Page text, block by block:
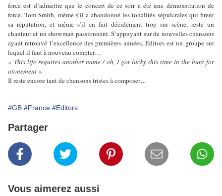
force est d’admettre que le concert de ce soir a été une démonstration de
force. Tom Smith, même s’il a abandonné les tonalités sépulcrales qui firent
sa réputation, et même s’il en fait décidément trop sur scène, reste un
chanteur et un showman passionnant. S’appuyant sur de nouvelles chansons
ayant retrouvé l’excellence des premières années, Editors est un groupe sur
lequel il faut à nouveau compter…
« This life requires another name / oh, I got lucky this time in the hunt for
atonement »
Il reste encore tant de chansons tristes à composer…
#GB #France #Editors
Partager
Vous aimerez aussi